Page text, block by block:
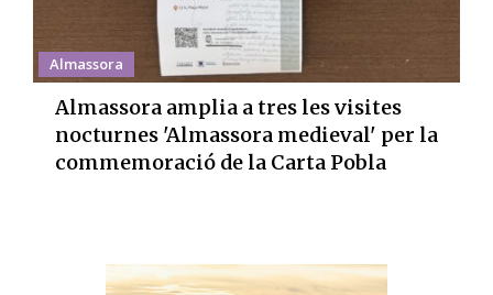
Almassora
Almassora amplia a tres les visites
nocturnes 'Almassora medieval' per la
commemoració de la Carta Pobla